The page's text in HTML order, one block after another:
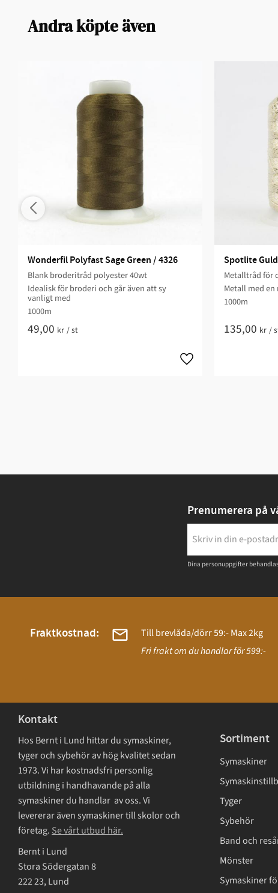
Andra köpte även
Wonderfil Polyfast Sage Green / 4326
Blank broderitråd polyester 40wt
Idealisk för broderi och går även att sy
vanligt med
1000m
49,00 kr /st
Spotlite
Metalltråd för
Metall med
1000m
135,00 kr /
Prenumerera på
Dina personuppgifter
Fraktkostnad:
Till brevlåda/dörr 59:- Max 2kg
Fri frakt om du handlar för 599:-
Kontakt
Hos Bernt i Lund hittar du symaskiner,
tyger och sybehör av hög kvalitet sedan
1973. Vi har kostnadsfri personlig
utbildning i handhavande på alla
symaskiner du handlar av oss. Vi
levererar även symaskiner till skolor och
företag. Se vårt utbud här.
Bernt i Lund
Stora Södergatan 8
222 23, Lund
Sortiment
Symaskiner
Tyger
Sybehör
Band och
Mönster
Symaskiner